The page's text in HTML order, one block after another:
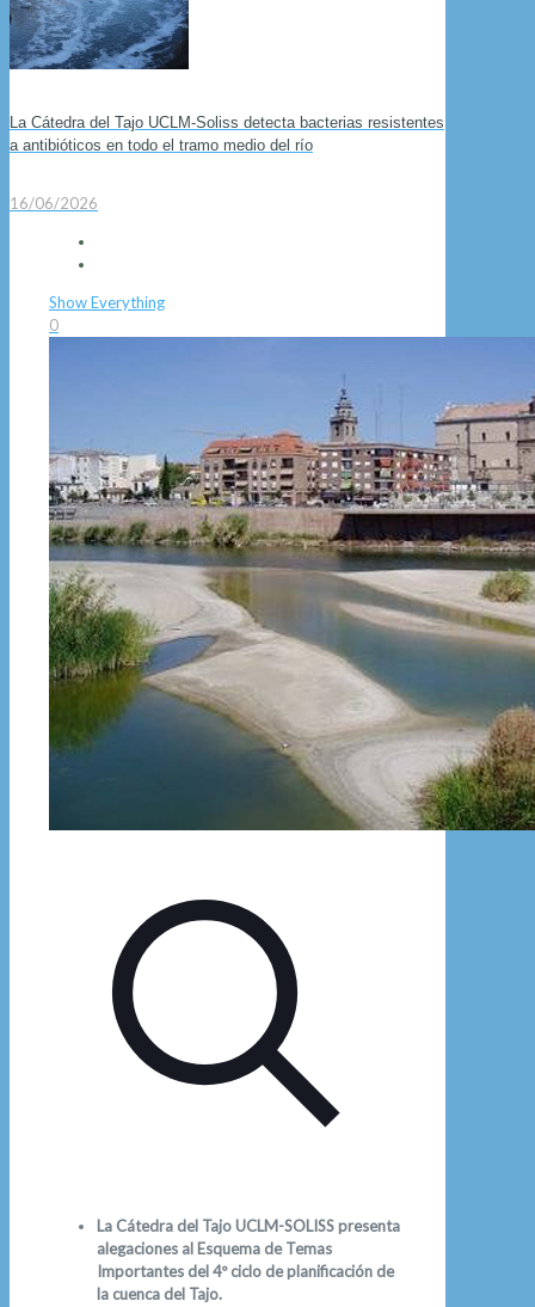
La Cátedra del Tajo UCLM-Soliss detecta bacterias resistentes
a antibióticos en todo el tramo medio del río
16/06/2026
Show Everything
0
La Cátedra del Tajo UCLM-SOLISS presenta
alegaciones al Esquema de Temas
Importantes del 4º ciclo de planificación de
la cuenca del Tajo.